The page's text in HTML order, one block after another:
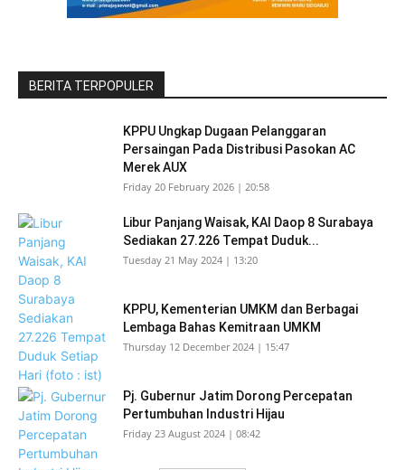
BERITA TERPOPULER
KPPU Ungkap Dugaan Pelanggaran
Persaingan Pada Distribusi Pasokan AC
Merek AUX
Friday 20 February 2026 | 20:58
Libur Panjang Waisak, KAI Daop 8 Surabaya
Sediakan 27.226 Tempat Duduk...
Tuesday 21 May 2024 | 13:20
KPPU, Kementerian UMKM dan Berbagai
Lembaga Bahas Kemitraan UMKM
Thursday 12 December 2024 | 15:47
Pj. Gubernur Jatim Dorong Percepatan
Pertumbuhan Industri Hijau
Friday 23 August 2024 | 08:42